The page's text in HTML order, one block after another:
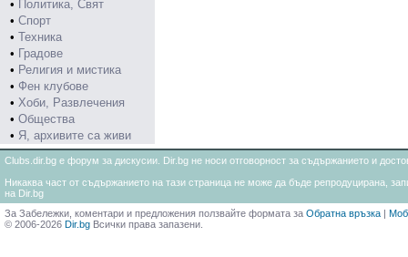
• Политика, Свят
• Спорт
• Техника
• Градове
• Религия и мистика
• Фен клубове
• Хоби, Развлечения
• Общества
• Я, архивите са живи
Clubs.dir.bg е форум за дискусии. Dir.bg не носи отговорност за съдържанието и
Никаква част от съдържанието на тази страница не може да бъде репродуцирана,
на Dir.bg
За Забележки, коментари и предложения ползвайте формата за Обратна връзка |
© 2006-2026 Dir.bg Всички права запазени.